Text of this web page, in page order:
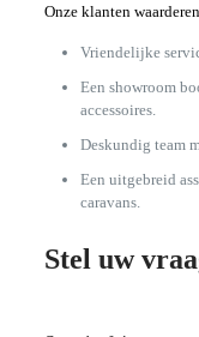
Onze klanten
Vriendelijke
Een showroom
accessoires.
Deskundig team
Een uitgebreid
caravans.
Stel uw